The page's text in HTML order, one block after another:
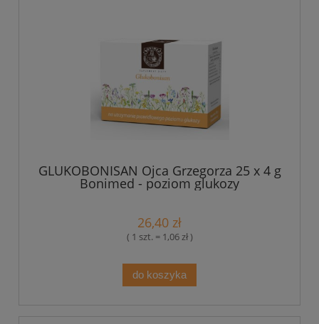
GLUKOBONISAN Ojca Grzegorza 25 x 4 g
Bonimed - poziom glukozy
26,40 zł
( 1 szt. = 1,06 zł )
do koszyka